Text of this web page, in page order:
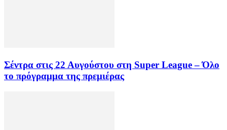
Σέντρα στις 22 Αυγούστου στη Super League – Όλο
το πρόγραμμα της πρεμιέρας